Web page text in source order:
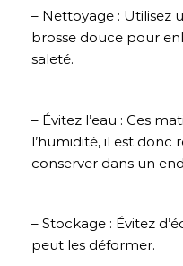
– Nettoyage : Utilisez
brosse douce pour
saleté.
– Évitez l’eau : Ces
l’humidité, il est donc
conserver dans un
– Stockage : Évitez
peut les déformer.